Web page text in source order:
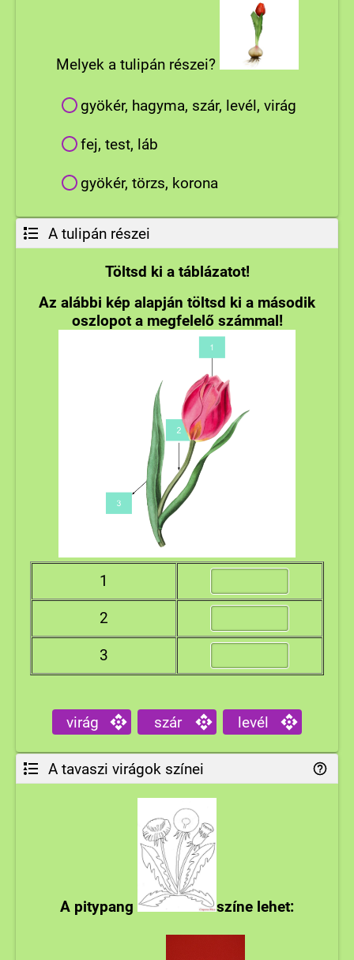
Melyek a tulipán részei?
gyökér, hagyma, szár, levél, virág
fej, test, láb
gyökér, törzs, korona
A tulipán részei
Töltsd ki a táblázatot!
Az alábbi kép alapján töltsd ki a második
oszlopot a megfelelő számmal!
1
2
3
virág szár levél
A tavaszi virágok színei
A pitypang színe lehet: